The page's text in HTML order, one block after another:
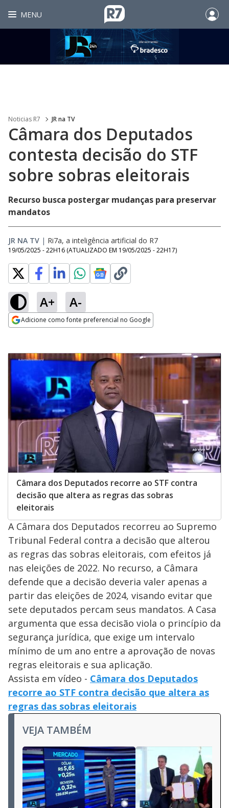
MENU
Noticias R7 JR na TV
Câmara dos Deputados
contesta decisão do STF
sobre sobras eleitorais
Recurso busca postergar mudanças para preservar
mandatos
JR NA TV | Ri7a, a inteligência artificial do R7
19/05/2025 - 22H16 (ATUALIZADO EM 19/05/2025 - 22H17)
A+ A-
Adicione como fonte preferencial no Google
Câmara dos Deputados recorre ao STF contra
decisão que altera as regras das sobras
eleitorais
A Câmara dos Deputados recorreu ao Supremo
Tribunal Federal contra a decisão que alterou
as regras das sobras eleitorais, com efeitos já
nas eleições de 2022. No recurso, a Câmara
defende que a decisão deveria valer apenas a
partir das eleições de 2024, visando evitar que
sete deputados percam seus mandatos. A Casa
argumenta que essa decisão viola o princípio da
segurança jurídica, que exige um intervalo
mínimo de um ano entre a aprovação de novas
regras eleitorais e sua aplicação.
Assista em vídeo - Câmara dos Deputados
recorre ao STF contra decisão que altera as
regras das sobras eleitorais
VEJA TAMBÉM